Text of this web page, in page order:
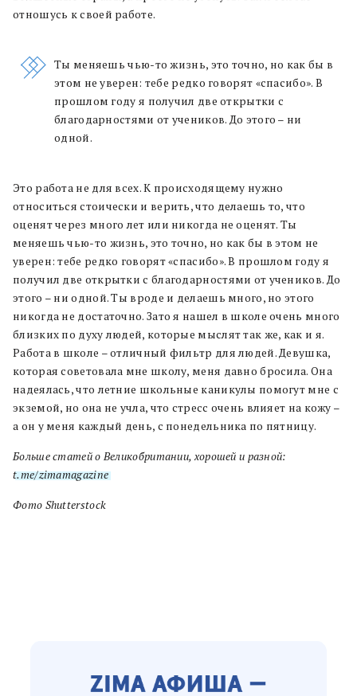
отношусь к своей работе.
Ты меняешь чью-то жизнь, это точно, но как бы в
этом не уверен: тебе редко говорят «спасибо». В
прошлом году я получил две открытки с
благодарностями от учеников. До этого – ни
одной.
Это работа не для всех. К происходящему нужно
относиться стоически и верить, что делаешь то, что
оценят через много лет или никогда не оценят. Ты
меняешь чью-то жизнь, это точно, но как бы в этом не
уверен: тебе редко говорят «спасибо». В прошлом году я
получил две открытки с благодарностями от учеников. До
этого – ни одной. Ты вроде и делаешь много, но этого
никогда не достаточно. Зато я нашел в школе очень много
близких по духу людей, которые мыслят так же, как и я.
Работа в школе – отличный фильтр для людей. Девушка,
которая советовала мне школу, меня давно бросила. Она
надеялась, что летние школьные каникулы помогут мне с
экземой, но она не учла, что стресс очень влияет на кожу –
а он у меня каждый день, с понедельника по пятницу.
Больше статей о Великобритании, хорошей и разной:
t.me/zimamagazine
Фото Shutterstock